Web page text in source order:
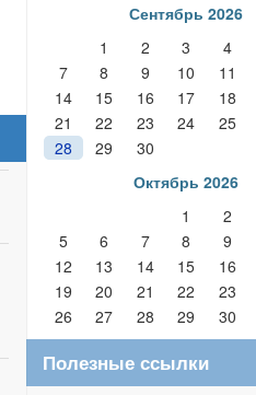
Сентябрь 2026
1
2 3 4
7
8 9 10 11
14
15 16 17 18
21
22 23 24 25
28
29
30
Октябрь 2026
1
2
5
6 7 8 9
12
13 14 15 16
19
20 21 22 23
26
27 28 29 30
Полезные ссылки